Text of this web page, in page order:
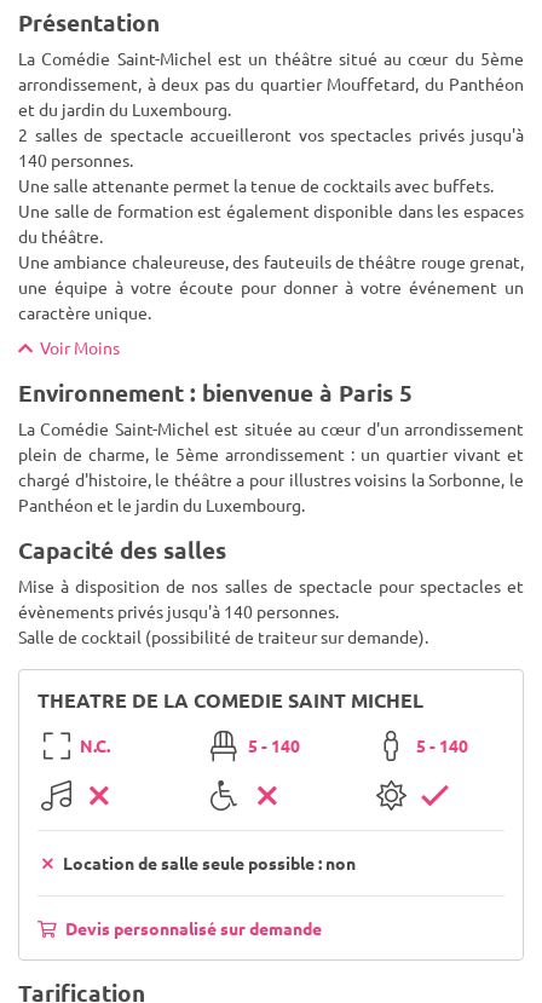
Présentation
La Comédie Saint-Michel est un théâtre situé au cœur du 5ème
arrondissement, à deux pas du quartier Mouffetard, du Panthéon
et du jardin du Luxembourg.
2 salles de spectacle accueilleront vos spectacles privés jusqu'à
140 personnes.
Une salle attenante permet la tenue de cocktails avec buffets.
Une salle de formation est également disponible dans les espaces
du théâtre.
Une ambiance chaleureuse, des fauteuils de théâtre rouge grenat,
une équipe à votre écoute pour donner à votre événement un
caractère unique.
Voir Moins
Environnement : bienvenue à Paris 5
La Comédie Saint-Michel est située au cœur d'un arrondissement
plein de charme, le 5ème arrondissement : un quartier vivant et
chargé d'histoire, le théâtre a pour illustres voisins la Sorbonne, le
Panthéon et le jardin du Luxembourg.
Capacité des salles
Mise à disposition de nos salles de spectacle pour spectacles et
évènements privés jusqu'à 140 personnes.
Salle de cocktail (possibilité de traiteur sur demande).
THEATRE DE LA COMEDIE SAINT MICHEL
N.C. 5 - 140 5 - 140
Location de salle seule possible : non
Devis personnalisé sur demande
Tarification